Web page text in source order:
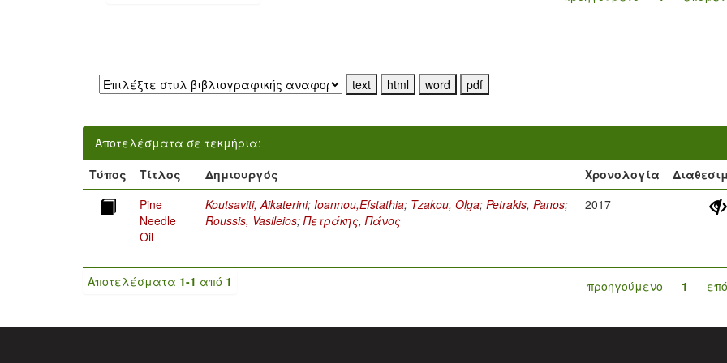
Αποτελέσματα σε τεκμήρια:
Τύπος
Τίτλος Δημιουργός Χρονολογία
Pine
Needle
Oil
Koutsaviti, Aikaterini; Ioannou,Efstathia; Tzakou, Olga;Petrakis, Panos;
Roussis, Vasileios;Πετράκης, Πάνος
2017
Αποτελέσματα 1-1 από 1 προηγούμενο 1